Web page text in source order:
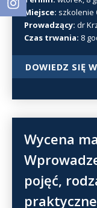
Miejsce: szkolenie
Prowadzący: dr
Czas trwania: 8
DOWIEDZ SIĘ
Wycena
pojęć,